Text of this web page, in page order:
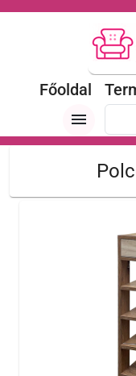
Főoldal
menu